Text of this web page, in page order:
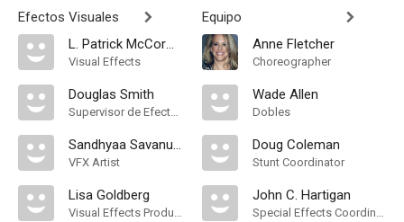
Efectos Visuales
L. Patrick McCormack
Visual Effects
Douglas Smith
Supervisor de Efectos Visuales
Sandhyaa Savanuur
VFX Artist
Lisa Goldberg
Visual Effects Producer
Equipo
Anne Fletcher
Choreographer
Wade Allen
Dobles
Doug Coleman
Stunt Coordinator
John C. Hartigan
Special Effects Coordinator